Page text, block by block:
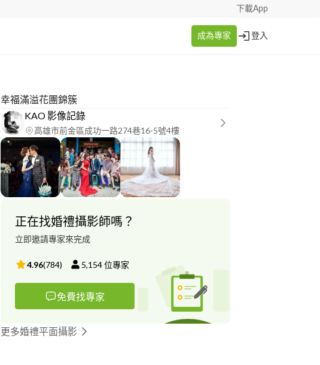
下載App
成為專家 登入
幸福滿溢花團錦簇
KAO 影像記錄
高雄市前金區成功一路274巷16-5號4樓
正在找婚禮攝影師嗎？
立即邀請專家來完成
4.96(784) 5,154位專家
免費找專家
更多婚禮平面攝影